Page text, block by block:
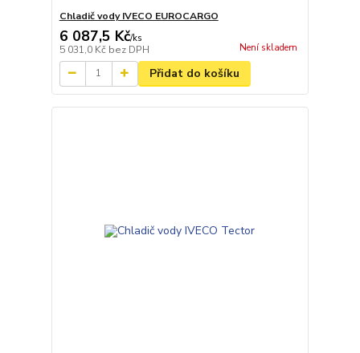
Chladič vody IVECO EUROCARGO
6 087,5 Kč/ks
5 031,0 Kč bez DPH Není skladem
Přidat do košíku